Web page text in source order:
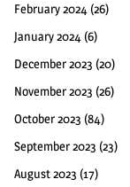
February 2024 (26)
January 2024 (6)
December 2023 (20)
November 2023 (26)
October 2023 (84)
September 2023 (23)
August 2023 (17)